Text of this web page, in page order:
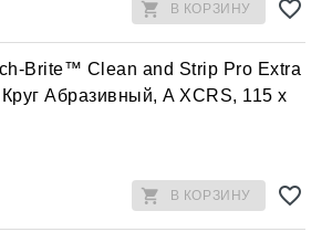
В КОРЗИНУ
Brite™ Clean and Strip Pro Extra
Абразивный, A XCRS, 115 x
В КОРЗИНУ